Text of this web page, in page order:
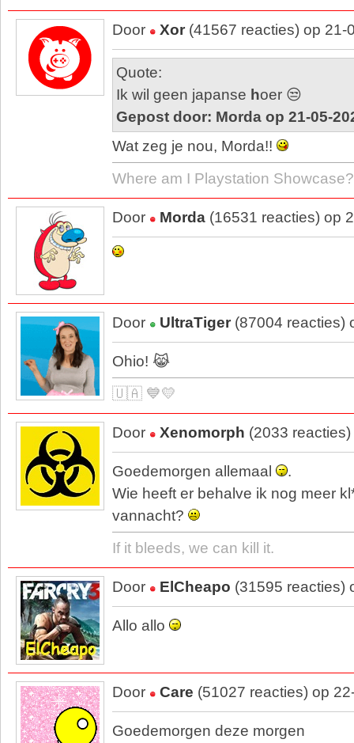
Door Xor (41567 reacties) op 21-
Quote:
Ik wil geen japanse hoer 😒
Gepost door: Morda op 21-05-
Wat zeg je nou, Morda!!
Where am I Playstation
Door Morda (16531 reacties) op
Door UltraTiger (87004 reacties)
Ohio! 😹
🇺🇦 💙💛
Door Xenomorph (2033
Goedemorgen allemaal
.
Wie heeft er behalve ik nog meer
vannacht?
If it bleeds, we can kill it.
Door ElCheapo (31595 reacties)
Allo allo
Door Care (51027 reacties) op
Goedemorgen deze morgen